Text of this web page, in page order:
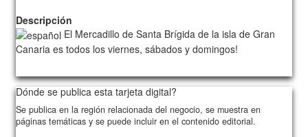
Descripción
El Mercadillo de Santa Brígida de la isla de Gran
Canaria es todos los viernes, sábados y domingos!
Dónde se publica esta tarjeta digital?
Se publica en la región relacionada del negocio, se muestra en
páginas temáticas y se puede incluir en el contenido editorial.